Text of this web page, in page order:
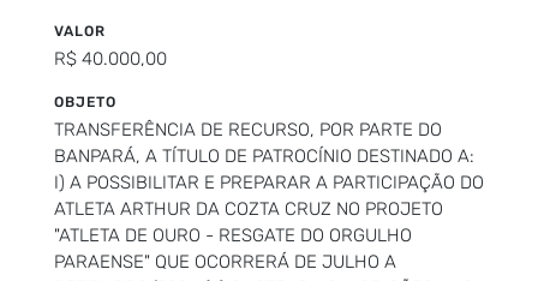
VALOR
R$ 40.000,00
OBJETO
TRANSFERÊNCIA DE RECURSO, POR PARTE DO
BANPARÁ, A TÍTULO DE PATROCÍNIO DESTINADO A:
I) A POSSIBILITAR E PREPARAR A PARTICIPAÇÃO DO
ATLETA ARTHUR DA COZTA CRUZ NO PROJETO
"ATLETA DE OURO - RESGATE DO ORGULHO
PARAENSE" QUE OCORRERÁ DE JULHO A